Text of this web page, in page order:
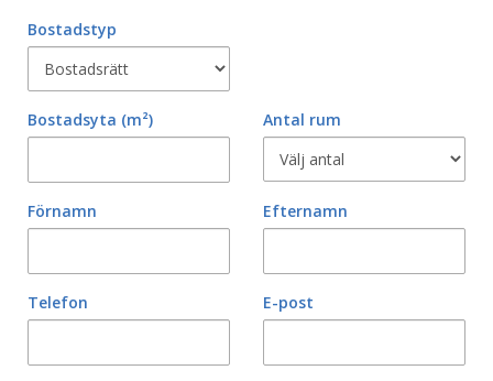
Bostadstyp
Bostadsyta (m²) Antal rum
Förnamn Efternamn
Telefon E-post